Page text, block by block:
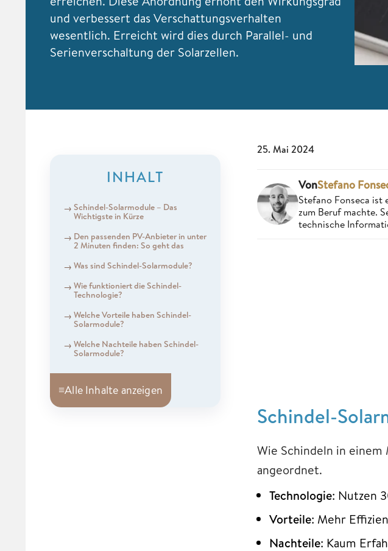
und verbessert das Verschattungsverhalten
wesentlich. Erreicht wird dies durch Parallel- und
Serienverschaltung der Solarzellen.
INHALT
Schindel-Solarmodule – Das
Wichtigste in Kürze
Den passenden PV-Anbieter in unter
2 Minuten finden: So geht das
Was sind Schindel-Solarmodule?
Wie funktioniert die Schindel-
Technologie?
Welche Vorteile haben Schindel-
Solarmodule?
Welche Nachteile haben Schindel-
Solarmodule?
≡Alle Inhalte anzeigen
25. Mai 2024
VonStefano
Stefano Fonseca ist
zum Beruf machte.
technische
Schindel-
Wie Schindeln in
angeordnet.
Technologie: Nutzen
Vorteile: Mehr
Nachteile: Kaum